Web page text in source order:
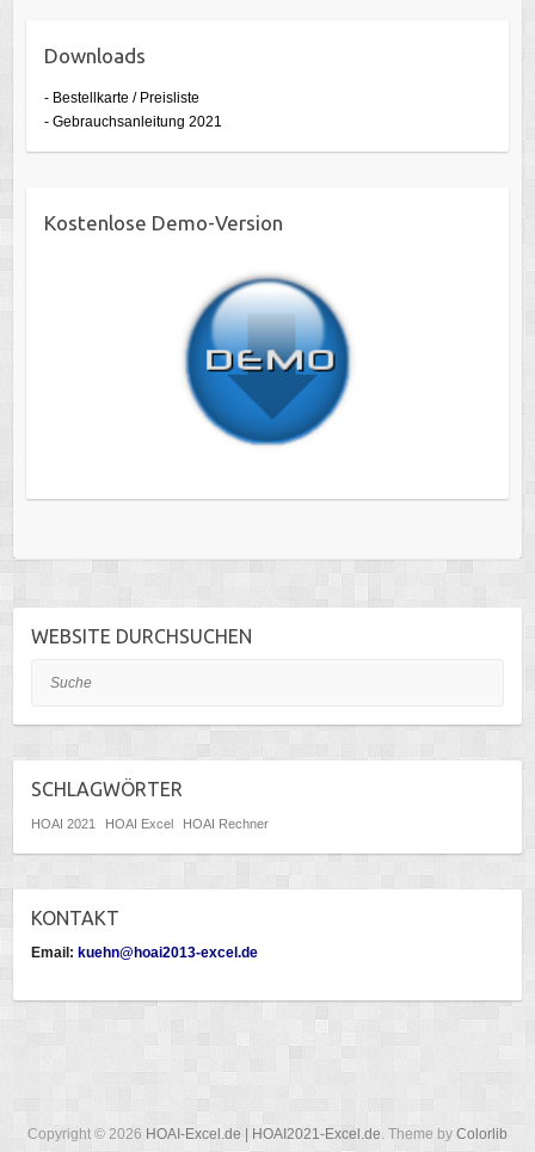
Downloads
- Bestellkarte / Preisliste
- Gebrauchsanleitung 2021
Kostenlose Demo-Version
WEBSITE DURCHSUCHEN
SCHLAGWÖRTER
HOAI 2021 HOAI Excel HOAI Rechner
KONTAKT
Email:kuehn@hoai2013-excel.de
Copyright © 2026 HOAI-Excel.de | HOAI2021-Excel.de . Theme by Colorlib